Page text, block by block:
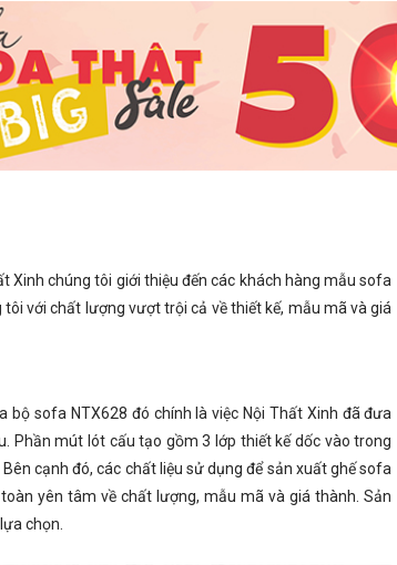
Xinh chúng tôi giới thiệu đến các khách hàng mẫu sofa
với chất lượng vượt trội cả về thiết kế, mẫu mã và giá
bộ sofa NTX628 đó chính là việc Nội Thất Xinh đã đưa
Phần mút lót cấu tạo gồm 3 lớp thiết kế dốc vào trong
cạnh đó, các chất liệu sử dụng để sản xuất ghế sofa
yên tâm về chất lượng, mẫu mã và giá thành. Sản
chọn.